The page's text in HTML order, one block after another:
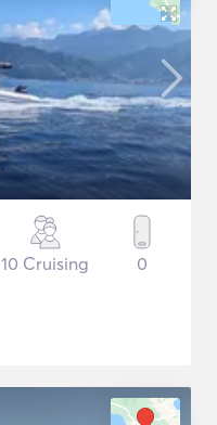
10 Cruising 0